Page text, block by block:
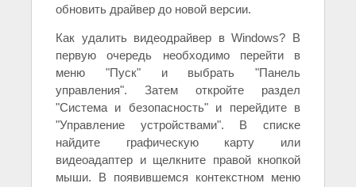
обновить драйвер до новой версии.
Как удалить видеодрайвер в Windows? В
первую очередь необходимо перейти в
меню "Пуск" и выбрать "Панель
управления". Затем откройте раздел
"Система и безопасность" и перейдите в
"Управление устройствами". В списке
найдите графическую карту или
видеоадаптер и щелкните правой кнопкой
мыши. В появившемся контекстном меню